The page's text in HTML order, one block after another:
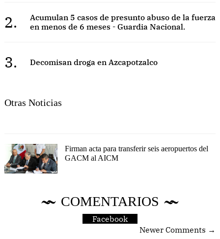
2.
Acumulan 5 casos de presunto abuso de la fuerza
en menos de 6 meses - Guardia Nacional.
3. Decomisan droga en Azcapotzalco
Otras Noticias
Firman acta para transferir seis aeropuertos del
GACM al AICM
COMENTARIOS
Facebook
Newer Comments →